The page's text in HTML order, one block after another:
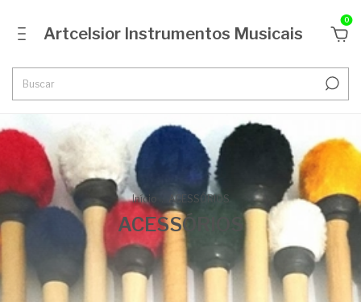
Artcelsior Instrumentos Musicais
0
Início ACESSÓRIOS
ACESSÓRIOS